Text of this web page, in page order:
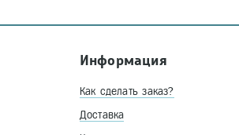
Информация
Как сделать заказ?
Доставка